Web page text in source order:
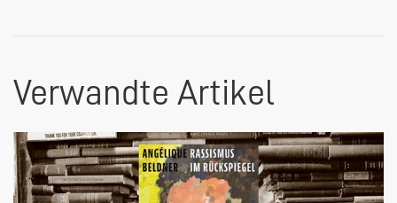
Verwandte Artikel